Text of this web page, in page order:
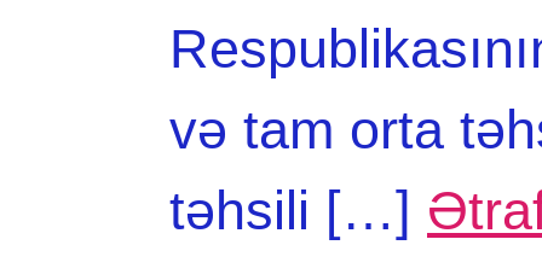
və tam orta
təhsili […]